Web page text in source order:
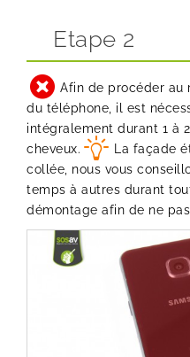
Etape 2
Afin de procéder au
du téléphone, il est
intégralement durant 1 à
cheveux.
La façade
collée, nous vous
temps à autres durant
démontage afin de ne